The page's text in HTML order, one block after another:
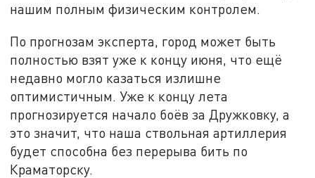
нашим полным физическим контролем.
По прогнозам эксперта, город может быть
полностью взят уже к концу июня, что ещё
недавно могло казаться излишне
оптимистичным. Уже к концу лета
прогнозируется начало боёв за Дружковку, а
это значит, что наша ствольная артиллерия
будет способна без перерыва бить по
Краматорску.